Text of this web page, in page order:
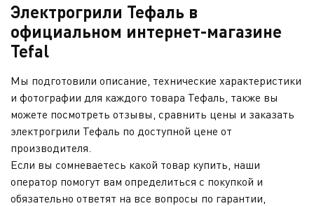
Электрогрили Тефаль в
официальном интернет-магазине
Tefal
Мы подготовили описание, технические характеристики
и фотографии для каждого товара Тефаль, также вы
можете посмотреть отзывы, сравнить цены и заказать
электрогрили Тефаль по доступной цене от
производителя.
Если вы сомневаетесь какой товар купить, наши
оператор помогут вам определиться с покупкой и
обязательно ответят на все вопросы по гарантии,